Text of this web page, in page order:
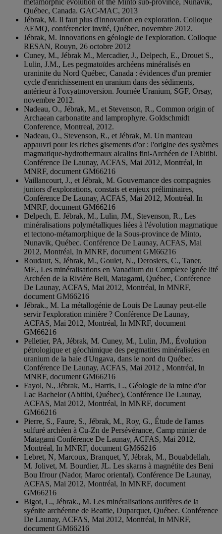
metamorphic evolution of the Minto sub-province, Nunavik,
Québec, Canada. GAC-MAC, 2013
Jébrak, M. Il faut plus d'innovation en exploration. Colloque
AEMQ, conférencier invité, Québec, novembre 2012.
Jébrak, M. Innovations en géologie de l'exploration. Colloque
RESAN, Rouyn, 26 octobre 2012
Cuney, M., Jébrak M., Mercadier, J., Delpech, E., Drouet S.,
Lulin, J.M., Les pegmatoïdes archéens minéralisés en
uraninite du Nord Québec, Canada : évidences d'un premier
cycle d'enrichissement en uranium dans des sédiments,
antérieur à l'oxyatmoversion. Journée Uranium, SGF, Orsay,
novembre 2012.
Nadeau, O., Jébrak, M., et Stevenson, R., Common origin of
Archaean carbonatite and lamprophyre. Goldschmidt
Conference, Montreal, 2012.
Nadeau, O., Stevenson, R., et Jébrak, M. Un manteau
appauvri pour les riches gisements d'or : l'origine des systèmes
magmatique-hydrothermaux alcalins fini-Archéen de l'Abitibi.
Conférence De Launay, ACFAS, Mai 2012, Montréal, In
MNRF, document GM66216
Vaillancourt, J., et Jébrak, M. Gouvernance des compagnies
juniors d'explorations, constats et enjeux préliminaires,
Conférence De Launay, ACFAS, Mai 2012, Montréal. In
MNRF, document GM66216
Delpech, E. Jébrak, M., Lulin, JM., Stevenson, R., Les
minéralisations polymétalliques liées à l'évolution magmatique
et tectono-métamorphique de la Sous-province de Minto,
Nunavik, Québec. Conférence De Launay, ACFAS, Mai
2012, Montréal, In MNRF, document GM66216
Roudaut, S, Jébrak, M., Goulet, N., Derosiers, C., Taner,
MF., Les minéralisations en Vanadium du Complexe ignée lité
Archéen de la Rivière Bell, Matagami, Québec, Conférence
De Launay, ACFAS, Mai 2012, Montréal, In MNRF,
document GM66216
Jébrak., M. La métallogénie de Louis De Launay peut-elle
servir l'exploration minière ? Conférence De Launay,
ACFAS, Mai 2012, Montréal, In MNRF, document
GM66216
Pelletier, PA, Jébrak, M. Cuney, M., Lulin, JM., Évolution
pétrologique et géochimique des pegmatites minéralisées en
uranium de la baie d'Ungava, dans le nord du Québec.
Conférence De Launay, ACFAS, Mai 2012 , Montréal, In
MNRF, document GM66216
Fayol, N., Jébrak, M., Harris, L., Géologie de la mine d'or
Lac Bachelor (Abitibi, Québec), Conférence De Launay,
ACFAS, Mai 2012, Montréal, In MNRF, document
GM66216
Pierre, S., Faure, S., Jébrak, M., Roy, G., Étude de l'amas
sulfuré archéen à Cu-Zn de Persévérance, Camp minier de
Matagami Conférence De Launay, ACFAS, Mai 2012,
Montréal, In MNRF, document GM66216
Lebret, N, Marcoux, Branquet, Y, Jébrak, M., Bouabdellah,
M. Jolivet, M. Bourdier, JL. Les skarns à magnétite des Beni
Bou Ifrour (Nador, Maroc oriental). Conférence De Launay,
ACFAS, Mai 2012, Montréal, In MNRF, document
GM66216
Bigot, L., Jébrak., M. Les minéralisations aurifères de la
syénite archéenne de Beattie, Duparquet, Québec. Conférence
De Launay, ACFAS, Mai 2012, Montréal, In MNRF,
document GM66216